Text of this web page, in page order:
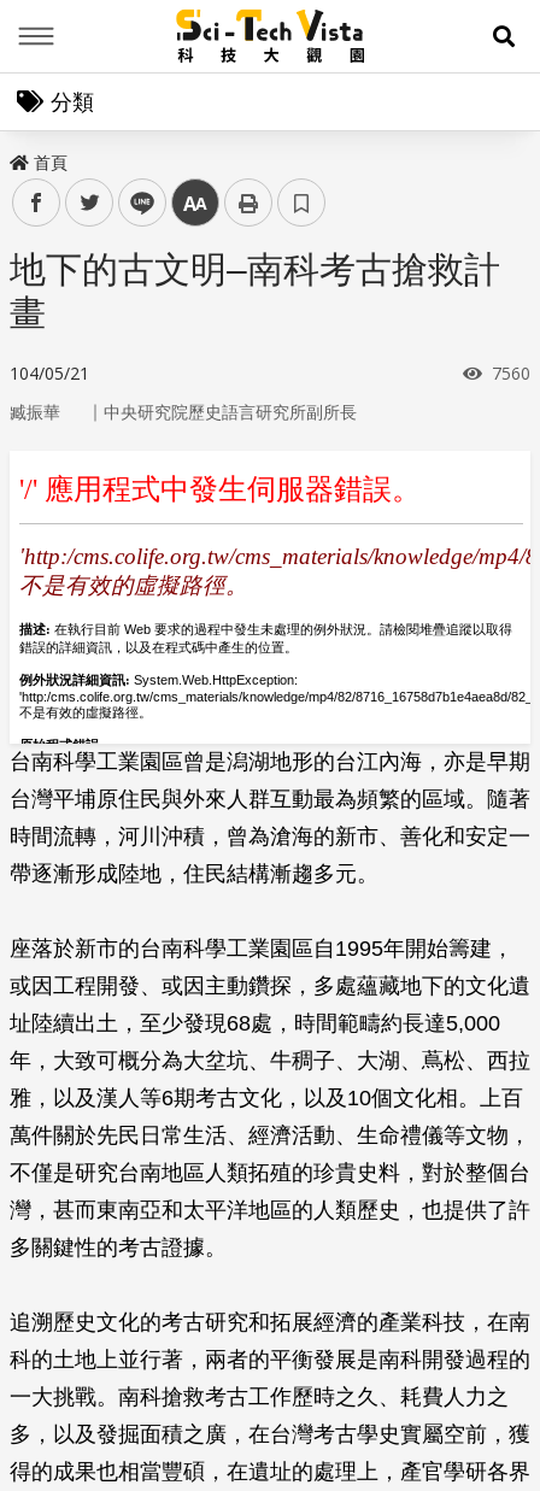
展
分類
首頁
facebooktwitter line 中
地下的古文明–南科考古搶救計
畫
104/05/21 瀏覽
7560
臧振華 ｜ 中央研究院歷史語言研究所副所長
台南科學工業園區曾是潟湖地形的台江內海，亦是早期
台灣平埔原住民與外來人群互動最為頻繁的區域。隨著
時間流轉，河川沖積，曾為滄海的新市、善化和安定一
帶逐漸形成陸地，住民結構漸趨多元。
座落於新市的台南科學工業園區自1995年開始籌建，
或因工程開發、或因主動鑽探，多處蘊藏地下的文化遺
址陸續出土，至少發現68處，時間範疇約長達5,000
年，大致可概分為大坌坑、牛稠子、大湖、蔦松、西拉
雅，以及漢人等6期考古文化，以及10個文化相。上百
萬件關於先民日常生活、經濟活動、生命禮儀等文物，
不僅是研究台南地區人類拓殖的珍貴史料，對於整個台
灣，甚而東南亞和太平洋地區的人類歷史，也提供了許
多關鍵性的考古證據。
追溯歷史文化的考古研究和拓展經濟的產業科技，在南
科的土地上並行著，兩者的平衡發展是南科開發過程的
一大挑戰。南科搶救考古工作歷時之久、耗費人力之
多，以及發掘面積之廣，在台灣考古學史實屬空前，獲
得的成果也相當豐碩，在遺址的處理上，產官學研各界